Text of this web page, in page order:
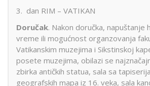
3. dan RIM – VATIKAN
Doručak. Nakon doručka, napuštanje
vreme ili mogućnost organzovanja
Vatikanskim muzejima i Sikstinskoj
posete muzejima, obilazi se
zbirka antičkih statua, sala sa
geografskih mapa iz 16. veka, sala